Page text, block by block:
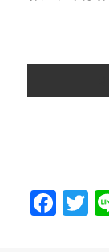
F
T